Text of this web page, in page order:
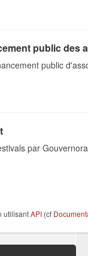
public des
public
par
utilisantAPI (cf